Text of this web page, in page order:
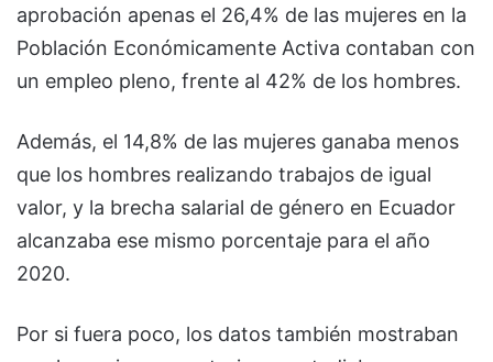
aprobación apenas el 26,4% de las mujeres en la
Población Económicamente Activa contaban con
un empleo pleno, frente al 42% de los hombres.
Además, el 14,8% de las mujeres ganaba menos
que los hombres realizando trabajos de igual
valor, y la brecha salarial de género en Ecuador
alcanzaba ese mismo porcentaje para el año
2020.
Por si fuera poco, los datos también mostraban